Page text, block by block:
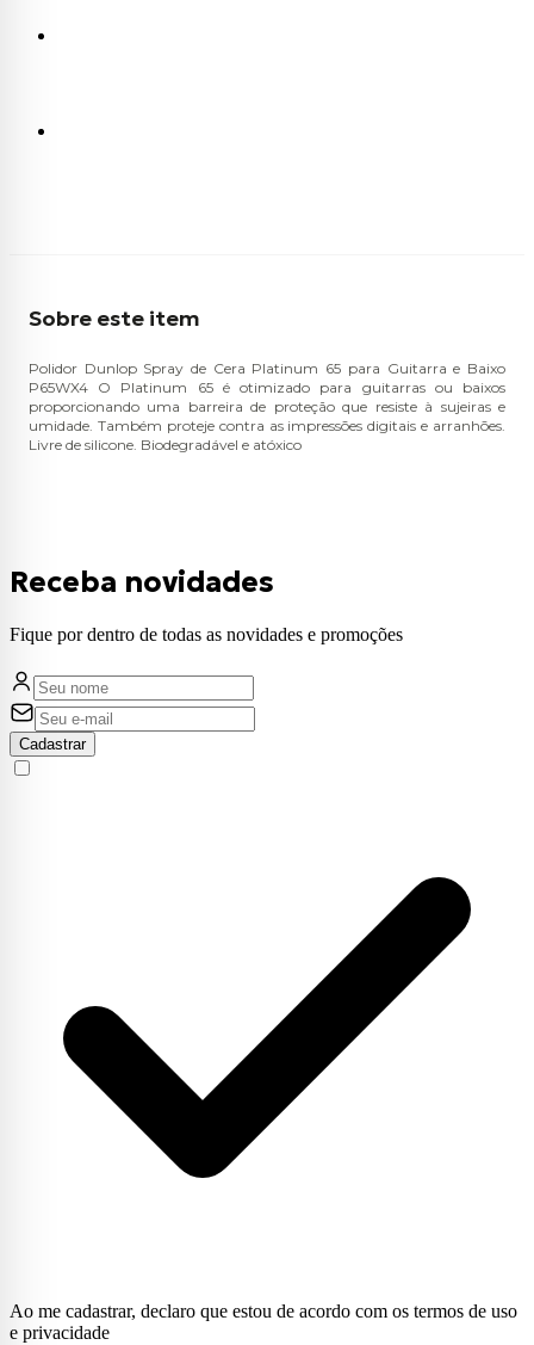
Sobre este item
Polidor Dunlop Spray de Cera Platinum 65 para Guitarra e Baixo
P65WX4 O Platinum 65 é otimizado para guitarras ou baixos
proporcionando uma barreira de proteção que resiste à sujeiras e
umidade. Também proteje contra as impressões digitais e arranhões.
Livre de silicone. Biodegradável e atóxico
Receba novidades
Fique por dentro de todas as novidades e promoções
Cadastrar
Ao me cadastrar, declaro que estou de acordo com os termos de uso
e privacidade